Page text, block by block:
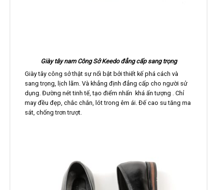
Giày tây nam Công Sở Keedo đẳng cấp sang trọng
Giày tây công sở thật sự nổi bật bởi thiết kế phá cách và
sang trọng, lịch lãm. Và khẳng định đẳng cấp cho người sử
dụng. Đường nét tinh tế, tạo điểm nhấn khá ấn tượng . Chỉ
may đều đẹp, chắc chắn, lót trong êm ái. Đế cao su tăng ma
sát, chống trơn trượt.